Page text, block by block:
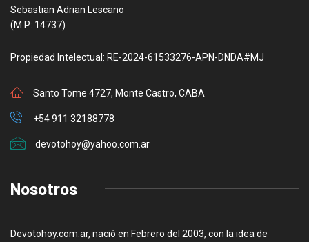
Sebastian Adrian Lescano
(M.P: 14737)
Propiedad Intelectual: RE-2024-61533276-APN-DNDA#MJ
Santo Tome 4727, Monte Castro, CABA
+54 911 32188778
devotohoy@yahoo.com.ar
Nosotros
Devotohoy.com.ar, nació en Febrero del 2003, con la idea de